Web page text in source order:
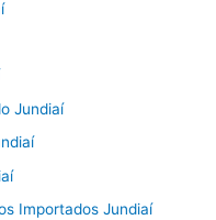
Jundiaí
Importados Jundiaí